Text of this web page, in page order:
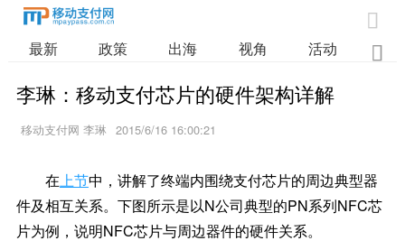

最新 政策 出海 视角 活动 业

李琳：移动支付芯片的硬件架构详解
移动支付网 李琳 2015/6/16 16:00:21
在上节中，讲解了终端内围绕支付芯片的周边典型器
件及相互关系。下图所示是以N公司典型的PN系列NFC芯
片为例，说明NFC芯片与周边器件的硬件关系。